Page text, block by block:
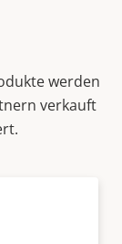
werden
verkauft